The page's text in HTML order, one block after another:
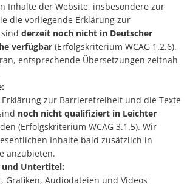
Inhalte der Website, insbesondere zur
die vorliegende Erklärung zur
derzeit noch nicht in Deutscher
verfügbar (Erfolgskriterium WCAG 1.2.6).
entsprechende Übersetzungen zeitnah
zur Barrierefreiheit und die Texte
noch nicht qualifiziert in Leichter
(Erfolgskriterium WCAG 3.1.5). Wir
Inhalte bald zusätzlich in
anzubieten.
Untertitel:
Grafiken, Audiodateien und Videos